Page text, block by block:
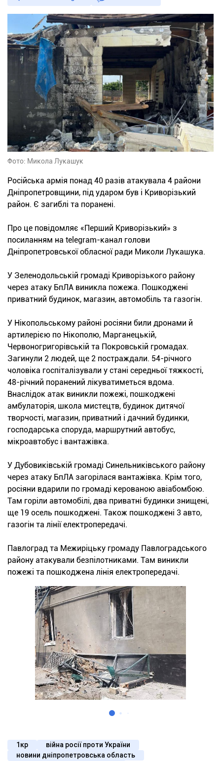
Фото: Микола Лукашук
Російська армія понад 40 разів атакувала 4 райони
Дніпропетровщини, під ударом був і Криворізький
район. Є загиблі та поранені.
Про це повідомляє «Перший Криворізький» з
посиланням на telegram-канал голови
Дніпропетровської обласної ради Миколи Лукашука.
У Зеленодольській громаді Криворізького району
через атаку БпЛА виникла пожежа. Пошкоджені
приватний будинок, магазин, автомобіль та газогін.
У Нікопольському районі росіяни били дронами й
артилерією по Нікополю, Марганецькій,
Червоногригорівській та Покровській громадах.
Загинули 2 людей, ще 2 постраждали. 54-річного
чоловіка госпіталізували у стані середньої тяжкості,
48-річний поранений лікуватиметься вдома.
Внаслідок атак виникли пожежі, пошкоджені
амбулаторія, школа мистецтв, будинок дитячої
творчості, магазин, приватний і дачний будинки,
господарська споруда, маршрутний автобус,
мікроавтобус і вантажівка.
У Дубовиківській громаді Синельниківського району
через атаку БпЛА загорілася вантажівка. Крім того,
росіяни вдарили по громаді керованою авіабомбою.
Там горіли автомобілі, два приватні будинки знищені,
ще 19 осель пошкоджені. Також пошкоджені 3 авто,
газогін та лінії електропередачі.
Павлоград та Межиріцьку громаду Павлоградського
району атакували безпілотниками. Там виникли
пожежі та пошкоджена лінія електропередачі.
1кр
війна росії проти України
новини дніпропетровська область